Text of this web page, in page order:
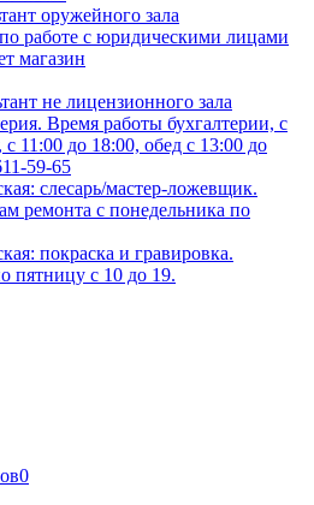
оружейного зала
работе с юридическими лицами
магазин
не лицензионного зала
Время работы бухгалтерии, с
11:00 до 18:00, обед с 13:00 до
59-65
слесарь/мастер-ложевщик.
ремонта с понедельника по
покраска и гравировка.
пятницу с 10 до 19.
0